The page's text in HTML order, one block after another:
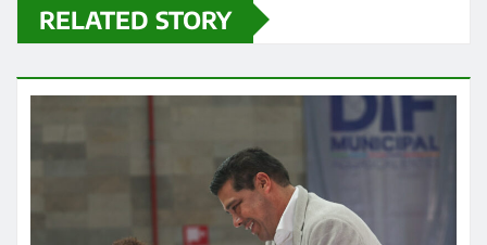
RELATED STORY